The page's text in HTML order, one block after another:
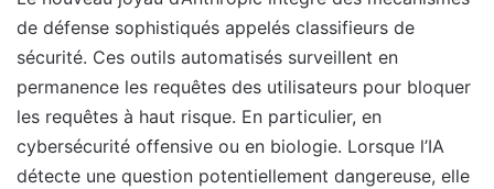
de défense sophistiqués appelés classifieurs de
sécurité. Ces outils automatisés surveillent en
permanence les requêtes des utilisateurs pour bloquer
les requêtes à haut risque. En particulier, en
cybersécurité offensive ou en biologie. Lorsque l’IA
détecte une question potentiellement dangereuse, elle